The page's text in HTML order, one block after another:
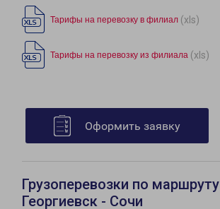
Тарифы на перевозку в филиал (xls)
Тарифы на перевозку из филиала (xls)
Оформить заявку
Грузоперевозки по маршруту
Георгиевск - Сочи